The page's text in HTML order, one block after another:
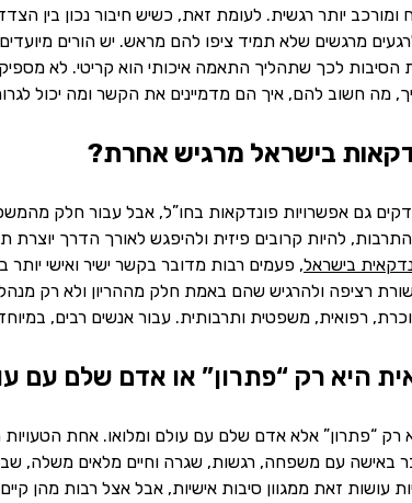
ומורכב יותר רגשית. לעומת זאת, כשיש חיבור נכון בין
מרגשים שלא תמיד ציפו להם מראש. יש הורים
לכך שתהליך התאמה איכותי הוא קריטי. לא מספיק
מה חשוב להם, איך הם מדמיינים את הקשר ומה יכול
בישראל מרגיש אחרת?
גם אפשרויות פונדקאות בחו”ל, אבל עבור חלק
להיות קרובים פיזית ולהיפגש לאורך הדרך יוצרת
בישראל, פעמים רבות מדובר בקשר ישיר ואישי יותר
רציפה ולהרגיש שהם באמת חלק מההריון ולא רק
רפואית, משפטית ותרבותית. עבור אנשים רבים,
היא רק “פתרון” או אדם שלם עם
רק “פתרון” אלא אדם שלם עם עולם ומלואו. אחת
באישה עם משפחה, רגשות, שגרה וחיים מלאים משלה,
עושות זאת ממגוון סיבות אישיות, אבל אצל רבות מהן